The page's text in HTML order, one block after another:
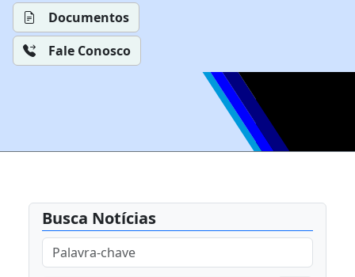
Documentos
Fale Conosco
Busca Notícias